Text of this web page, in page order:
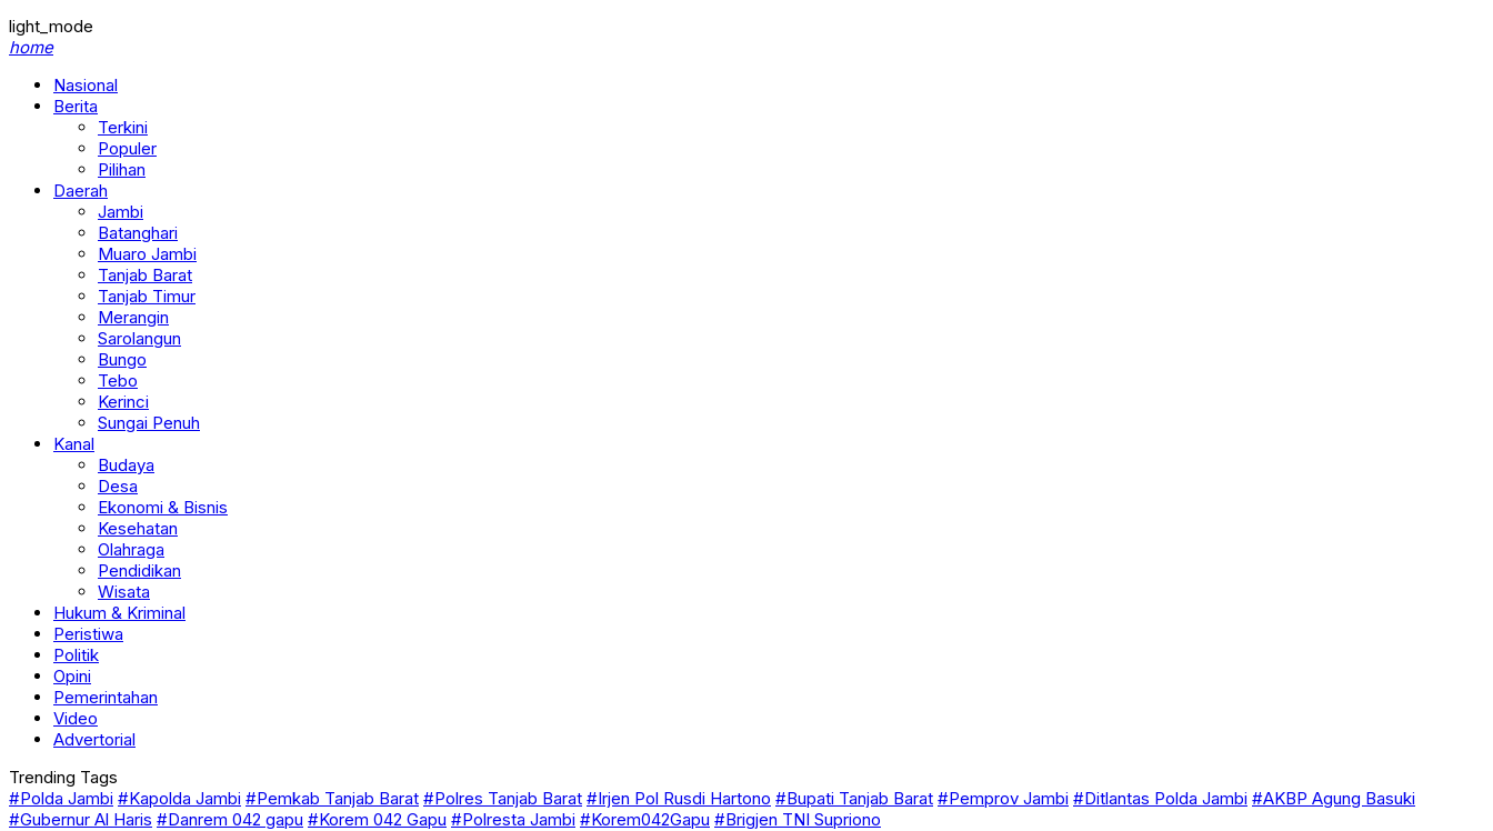
light_mode
home
Nasional
Berita
Terkini
Populer
Pilihan
Daerah
Jambi
Batanghari
Muaro Jambi
Tanjab Barat
Tanjab Timur
Merangin
Sarolangun
Bungo
Tebo
Kerinci
Sungai Penuh
Kanal
Budaya
Desa
Ekonomi & Bisnis
Kesehatan
Olahraga
Pendidikan
Wisata
Hukum & Kriminal
Peristiwa
Politik
Opini
Pemerintahan
Video
Advertorial
Trending Tags
#Polda Jambi #Kapolda Jambi #Pemkab Tanjab Barat #Polres Tanjab Barat #Irjen Pol Rusdi Hartono #Bupati Tanjab Barat #Pemprov Jambi #Ditlantas Polda Jambi #AKBP Agung Basuki
#Gubernur Al Haris #Danrem 042 gapu #Korem 042 Gapu #Polresta Jambi #Korem042Gapu #Brigjen TNI Supriono